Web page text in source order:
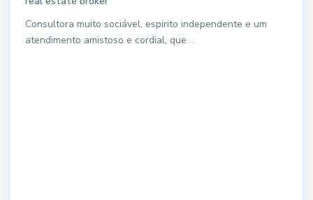
Consultora muito sociável, espirito independente e um
atendimento amistoso e cordial, que ...